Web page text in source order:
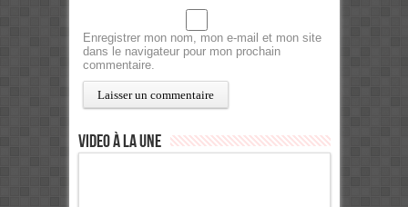
Enregistrer mon nom, mon e-mail et mon site
dans le navigateur pour mon prochain
commentaire.
Video à la Une